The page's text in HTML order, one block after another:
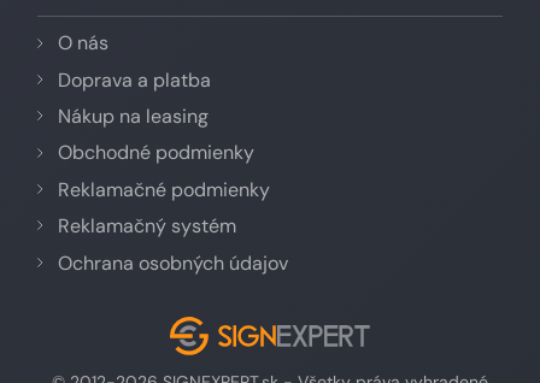
O nás
Doprava a platba
Nákup na leasing
Obchodné podmienky
Reklamačné podmienky
Reklamačný systém
Ochrana osobných údajov